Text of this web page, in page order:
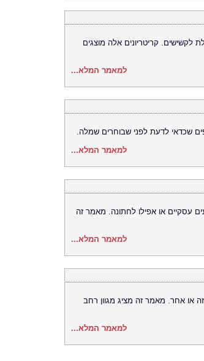
קריטריונים אלה מוצגים
למאמר המלא...
שכדאי לדעת לפני שבוחרים שמלה.
למאמר המלא...
עסקיים או אפילו לחתונה. מאמר זה
למאמר המלא...
או אחר. מאמר זה מציג מגוון רחב
למאמר המלא...